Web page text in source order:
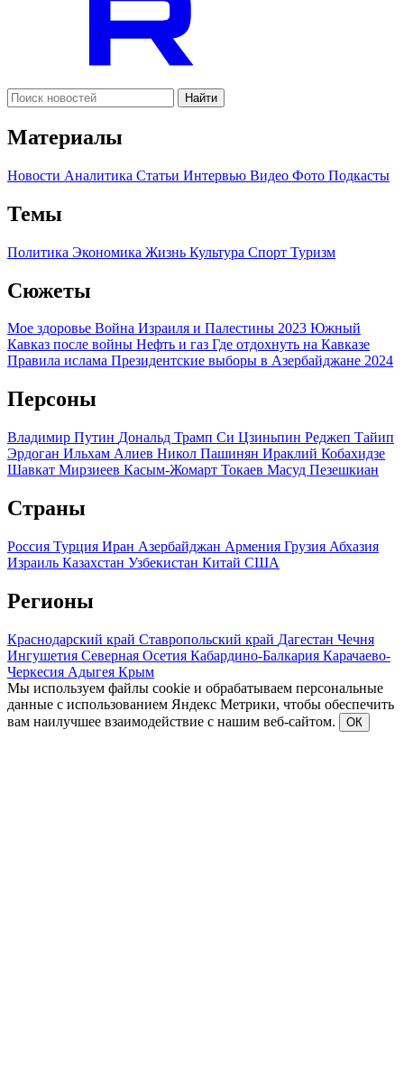
Найти
Материалы
Новости Аналитика Статьи Интервью Видео Фото Подкасты
Темы
Политика Экономика Жизнь Культура Спорт Туризм
Сюжеты
Мое здоровье Война Израиля и Палестины 2023 Южный
Кавказ после войны Нефть и газ Где отдохнуть на Кавказе
Правила ислама Президентские выборы в Азербайджане 2024
Персоны
Владимир Путин Дональд Трамп Си Цзиньпин Реджеп Тайип
Эрдоган Ильхам Алиев Никол Пашинян Ираклий Кобахидзе
Шавкат Мирзиеев Касым-Жомарт Токаев Масуд Пезешкиан
Страны
Россия Турция Иран Азербайджан Армения Грузия Абхазия
Израиль Казахстан Узбекистан Китай США
Регионы
Краснодарский край Ставропольский край Дагестан Чечня
Ингушетия Северная Осетия Кабардино-Балкария Карачаево-
Черкесия Адыгея Крым
Мы используем файлы cookie и обрабатываем персональные
данные с использованием Яндекс Метрики, чтобы обеспечить
вам наилучшее взаимодействие с нашим веб-сайтом.
ОК